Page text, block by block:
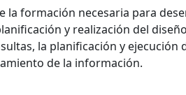
formación necesaria para
y realización del
la planificación y
de la información.